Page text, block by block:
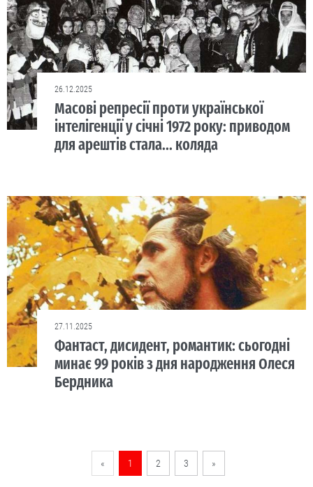
26.12.2025
Масові репресії проти української
інтелігенції у січні 1972 року: приводом
для арештів стала... коляда
27.11.2025
Фантаст, дисидент, романтик: сьогодні
минає 99 років з дня народження Олеся
Бердника
« 1 2 3 »